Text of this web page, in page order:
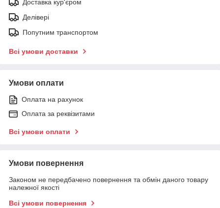
Доставка кур'єром
Делівері
Попутним транспортом
Всі умови доставки
Умови оплати
Оплата на рахунок
Оплата за реквізитами
Всі умови оплати
Умови повернення
Законом не передбачено повернення та обмін даного товару
належної якості
Всі умови повернення